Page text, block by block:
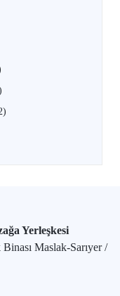
Yerleşkesi
Maslak-Sarıyer /